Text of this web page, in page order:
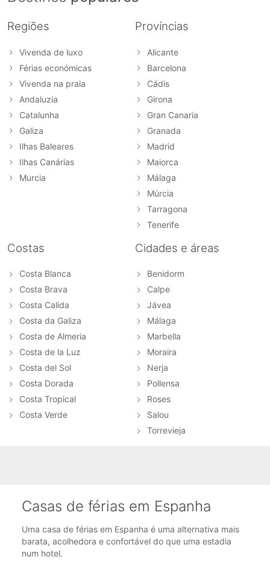
Regiões
Vivenda de luxo
Férias económicas
Vivenda na praia
Andaluzia
Catalunha
Galiza
Ilhas Baleares
Ilhas Canárias
Murcia
Províncias
Alicante
Barcelona
Cádis
Girona
Gran Canaria
Granada
Madrid
Maiorca
Málaga
Múrcia
Tarragona
Tenerife
Costas
Costa Blanca
Costa Brava
Costa Calida
Costa da Galiza
Costa de Almeria
Costa de la Luz
Costa del Sol
Costa Dorada
Costa Tropical
Costa Verde
Cidades e áreas
Benidorm
Calpe
Jávea
Málaga
Marbella
Moraira
Nerja
Pollensa
Roses
Salou
Torrevieja
Casas de férias em Espanha
Uma casa de férias em Espanha é uma alternativa mais
barata, acolhedora e confortável do que uma estadia
num hotel.